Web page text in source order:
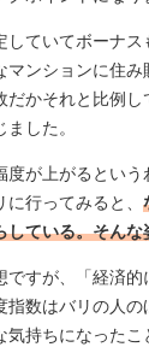
ていてボーナス
マンションに住
だかそれと比例
した。
度が上がるとい
行ってみると、
している。そん
ですが、「経済
指数はバリの人
気持ちになった